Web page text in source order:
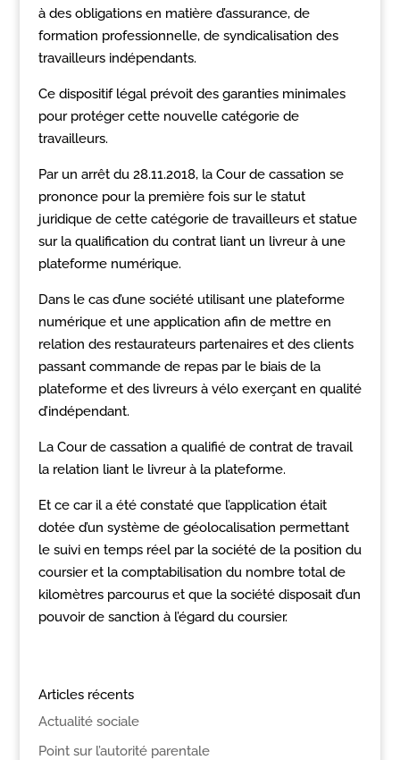
à des obligations en matière d’assurance, de
formation professionnelle, de syndicalisation des
travailleurs indépendants.
Ce dispositif légal prévoit des garanties minimales
pour protéger cette nouvelle catégorie de
travailleurs.
Par un arrêt du 28.11.2018, la Cour de cassation se
prononce pour la première fois sur le statut
juridique de cette catégorie de travailleurs et statue
sur la qualification du contrat liant un livreur à une
plateforme numérique.
Dans le cas d’une société utilisant une plateforme
numérique et une application afin de mettre en
relation des restaurateurs partenaires et des clients
passant commande de repas par le biais de la
plateforme et des livreurs à vélo exerçant en qualité
d’indépendant.
La Cour de cassation a qualifié de contrat de travail
la relation liant le livreur à la plateforme.
Et ce car il a été constaté que l’application était
dotée d’un système de géolocalisation permettant
le suivi en temps réel par la société de la position du
coursier et la comptabilisation du nombre total de
kilomètres parcourus et que la société disposait d’un
pouvoir de sanction à l’égard du coursier.
Articles récents
Actualité sociale
Point sur l’autorité parentale